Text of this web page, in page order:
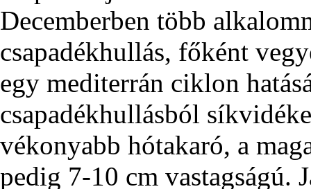
Decemberben több
csapadékhullás, főként
egy mediterrán ciklon
csapadékhullásból
vékonyabb hótakaró, a
pedig 7-10 cm vastagságú.